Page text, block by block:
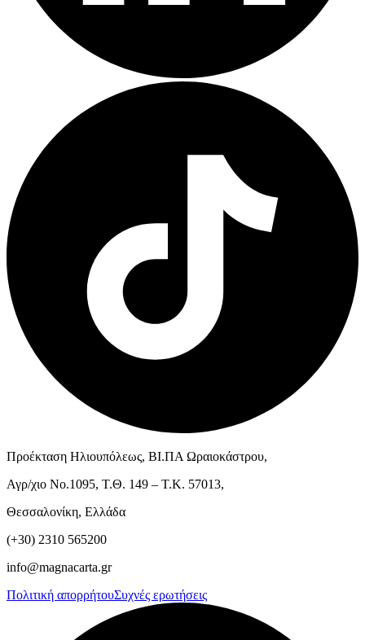
Προέκταση Ηλιουπόλεως, ΒΙ.ΠΑ Ωραιοκάστρου,
Αγρ/χιο Νο.1095, Τ.Θ. 149 – Τ.Κ. 57013,
Θεσσαλονίκη, Ελλάδα
(+30) 2310 565200
info@magnacarta.gr
Πολιτική απορρήτουΣυχνές ερωτήσεις